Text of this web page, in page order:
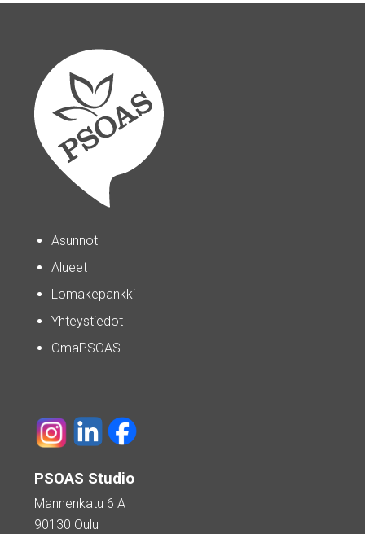
Asunnot
Alueet
Lomakepankki
Yhteystiedot
OmaPSOAS
PSOAS Studio
Mannenkatu 6 A
90130 Oulu